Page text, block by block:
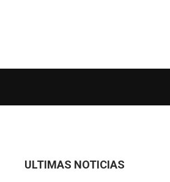
ULTIMAS NOTICIAS